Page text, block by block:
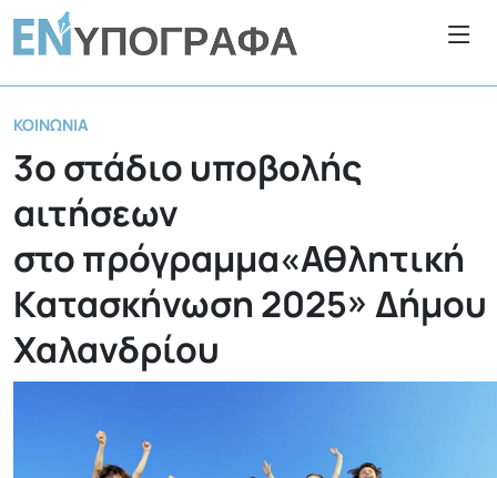
ΚΟΙΝΩΝΊΑ
3ο στάδιο υποβολής
αιτήσεων
στο πρόγραμμα«Αθλητική
Κατασκήνωση 2025» Δήμου
Χαλανδρίου